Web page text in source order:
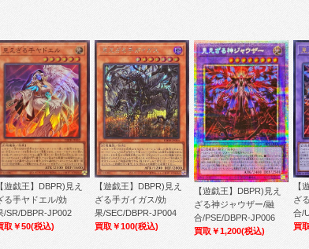
【遊戯王】DBPR)見え
る手ヤドエル/効
/SR/DBPR-JP002
取￥50(税込)
【遊戯王】DBPR)見え
ざる手ガイガス/効
果/SEC/DBPR-JP004
買取￥100(税込)
【遊戯王】DBPR)見え
ざる神ジャウザー/融
合/PSE/DBPR-JP006
買取￥1,200(税込)
【
ざ
合/
買